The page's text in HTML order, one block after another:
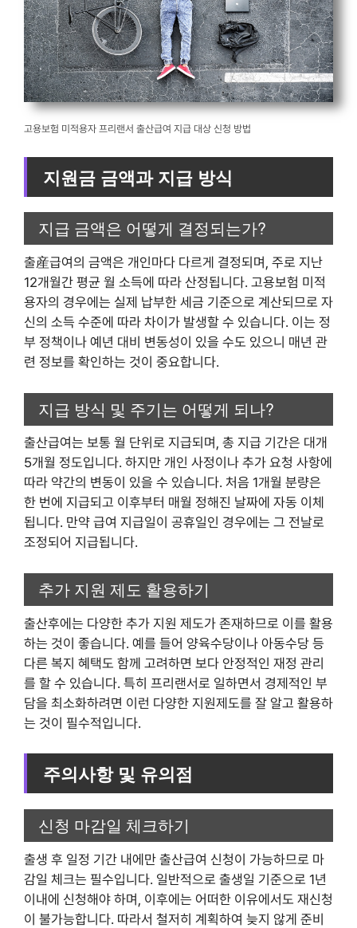
고용보험 미적용자 프리랜서 출산급여 지급 대상 신청 방법
지원금 금액과 지급 방식
지급 금액은 어떻게 결정되는가?
출産급여의 금액은 개인마다 다르게 결정되며, 주로 지난
12개월간 평균 월 소득에 따라 산정됩니다. 고용보험 미적
용자의 경우에는 실제 납부한 세금 기준으로 계산되므로 자
신의 소득 수준에 따라 차이가 발생할 수 있습니다. 이는 정
부 정책이나 예년 대비 변동성이 있을 수도 있으니 매년 관
련 정보를 확인하는 것이 중요합니다.
지급 방식 및 주기는 어떻게 되나?
출산급여는 보통 월 단위로 지급되며, 총 지급 기간은 대개
5개월 정도입니다. 하지만 개인 사정이나 추가 요청 사항에
따라 약간의 변동이 있을 수 있습니다. 처음 1개월 분량은
한 번에 지급되고 이후부터 매월 정해진 날짜에 자동 이체
됩니다. 만약 급여 지급일이 공휴일인 경우에는 그 전날로
조정되어 지급됩니다.
추가 지원 제도 활용하기
출산후에는 다양한 추가 지원 제도가 존재하므로 이를 활용
하는 것이 좋습니다. 예를 들어 양육수당이나 아동수당 등
다른 복지 혜택도 함께 고려하면 보다 안정적인 재정 관리
를 할 수 있습니다. 특히 프리랜서로 일하면서 경제적인 부
담을 최소화하려면 이런 다양한 지원제도를 잘 알고 활용하
는 것이 필수적입니다.
주의사항 및 유의점
신청 마감일 체크하기
출생 후 일정 기간 내에만 출산급여 신청이 가능하므로 마
감일 체크는 필수입니다. 일반적으로 출생일 기준으로 1년
이내에 신청해야 하며, 이후에는 어떠한 이유에서도 재신청
이 불가능합니다. 따라서 철저히 계획하여 늦지 않게 준비